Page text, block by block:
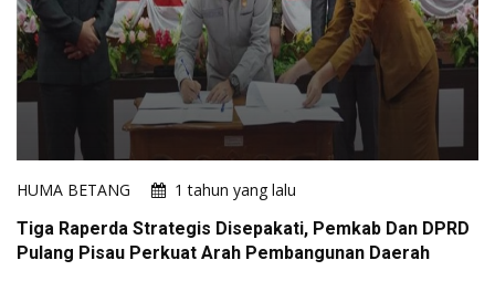
HUMA BETANG
1 tahun yang lalu
Tiga Raperda Strategis Disepakati, Pemkab Dan DPRD
Pulang Pisau Perkuat Arah Pembangunan Daerah